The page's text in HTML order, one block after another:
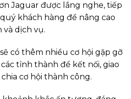
Jaguar được lắng nghe, tiếp
khách hàng để nâng cao
và dịch vụ.
có thêm nhiều cơ hội gặp gỡ
tỉnh thành để kết nối, giao
cơ hội thành công.